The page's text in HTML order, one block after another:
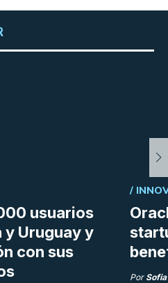
usuarios
y Uruguay y
con sus
/
Por